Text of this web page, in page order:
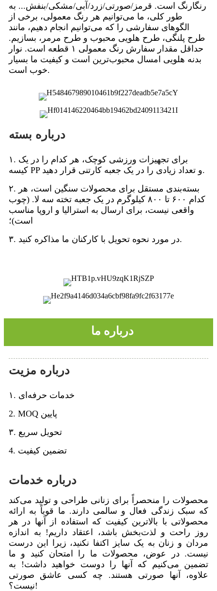
رنگارنگ است. قرمز/صورتی/زرد/آبی/مشکی/بنفش... به
طور کلی، ما می‌توانیم هر رنگ معمولی، برخی از
الگوهای سفارشی را که می‌توانیم انجام دهیم، مانند
طرح پلنگی، طرح هلویی محبوب و طرح مرمر، بسازیم.
حداقل مقدار سفارش رنگ معمولی ۱ قطعه است. نوار
بدنه هلویی امسال محبوب‌ترین است و کیفیت ما بسیار
خوب است.
درباره بسته
۱. برای تجهیزات ورزشی کوچک، هر کدام را در یک
کیسه PP و تعداد زیادی را در یک جعبه کارتنی قرار دهید.
۲. بسته‌بندی مستقل برای محصولات سنگین است، هر
کدام ۶۰۰ تا ۸۰۰ کیلوگرم در یک جعبه تخته سه لا. (چوب
واقعی نیست، برای ارسال به استرالیا و اروپا مناسب
است)؛
۳. در مورد نحوه تحویل با کارکنان ما مذاکره کنید.
درباره ما
درباره مزیت
۱. خدمات حرفه‌ای
2. MOQ پایین
۳. تحویل سریع
4. تضمین کیفیت
درباره خدمات
محصولات را منحصراً برای زنانی طراحی و تولید می‌کند
که سبک زندگی فعال و سالمی دارند. ما قویاً به ارائه
محصولاتی با بالاترین کیفیت که استفاده از آنها در هر
روز راحت و لذت‌بخش باشد، اعتقاد داریم! به اندازه
مردان و زنان به یک سایز اکتفا نکنید، زیرا این درست
نیست. در عوض، محصولات ما را امتحان کنید و ما
تضمین می‌کنیم که آنها را دوست خواهید داشت! به
علاوه، آنها صورتی هستند. چه کسی عاشق صورتی
نیست؟!